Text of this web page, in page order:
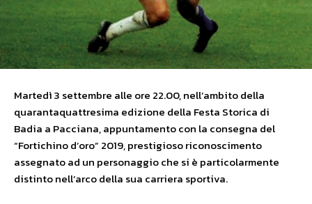
Martedì 3 settembre alle ore 22.00, nell’ambito della
quarantaquattresima edizione della Festa Storica di
Badia a Pacciana, appuntamento con la consegna del
“Fortichino d’oro” 2019, prestigioso riconoscimento
assegnato ad un personaggio che si è particolarmente
distinto nell’arco della sua carriera sportiva.